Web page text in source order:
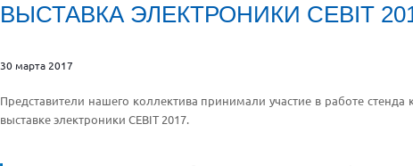
ВЫСТАВКА ЭЛЕКТРОНИКИ CEBIT
30 марта 2017
Представители нашего коллектива принимали участие в работе
выставке электроники CEBIT 2017.